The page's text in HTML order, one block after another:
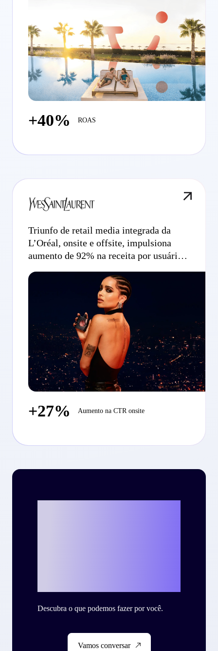
+40% ROAS
Triunfo de retail media integrada da
L’Oréal, onsite e offsite, impulsiona
aumento de 92% na receita por usuário
+27% Aumento na CTR onsite
Descubra o que podemos fazer por você.
Vamos conversar